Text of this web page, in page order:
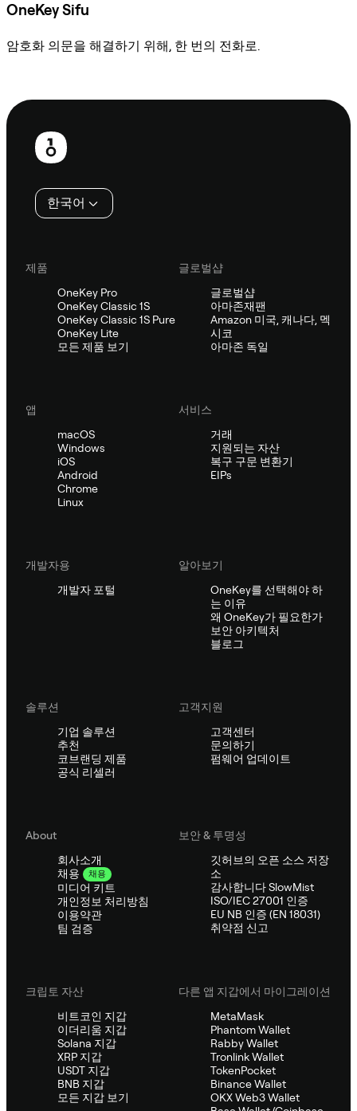
OneKey Sifu
암호화 의문을 해결하기 위해, 한 번의 전화로.
보
한국어
제품
OneKey Pro
OneKey Classic 1S
OneKey Classic 1S Pure
OneKey Lite
모든 제품 보기
글로벌샵
글로벌샵
아마존재팬
Amazon 미국, 캐나다, 멕
시코
아마존 독일
앱
macOS
Windows
iOS
Android
Chrome
Linux
서비스
거래
지원되는 자산
복구 구문 변환기
EIPs
개발자용
개발자 포털
알아보기
OneKey를 선택해야 하
는 이유
왜 OneKey가 필요한가
보안 아키텍처
블로그
솔루션
기업 솔루션
추천
코브랜딩 제품
공식 리셀러
고객지원
고객센터
문의하기
펌웨어 업데이트
About
회사소개
채용
채용
미디어 키트
개인정보 처리방침
이용약관
팀 검증
보안 & 투명성
깃허브의 오픈 소스 저장
소
감사합니다 SlowMist
ISO/IEC 27001 인증
EU NB 인증 (EN 18031)
취약점 신고
크립토 자산
비트코인 지갑
이더리움 지갑
Solana 지갑
XRP 지갑
USDT 지갑
BNB 지갑
모든 지갑 보기
다른 앱 지갑에서 마이그레이션
MetaMask
Phantom Wallet
Rabby Wallet
Tronlink Wallet
TokenPocket
Binance Wallet
OKX Web3 Wallet